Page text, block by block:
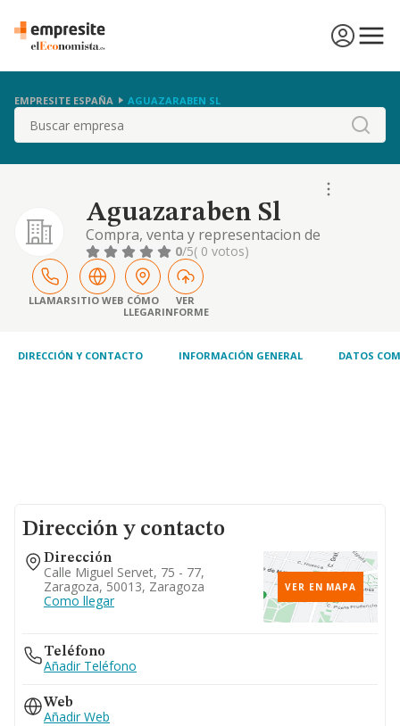
EMPRESITE ESPAÑA AGUAZARABEN SL
Buscar
Aguazaraben Sl
Compra, venta y representacion de
fabricacion de productos de alimentacion,
confiteria, pasteleria, articulos de jugueteria,
drogueria, perfumeria, cosmetica, bisuteria.
productos de higiene, limpieza, textil
deporte dec
0/5( 0 votos)
LLAMARSITIO WEB CÓMO
LLEGAR
VER
INFORME
DIRECCIÓN Y CONTACTO INFORMACIÓN GENERAL DATOS
Dirección y contacto
Dirección
Calle Miguel Servet, 75 - 77,
Zaragoza, 50013, Zaragoza
Como llegar
VER EN MAPA
Teléfono
Añadir Teléfono
Web
Añadir Web